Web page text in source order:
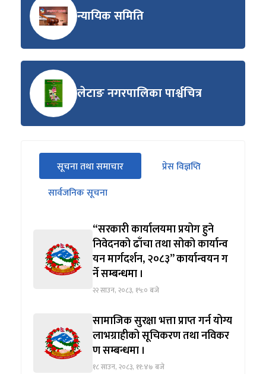
न्यायिक समिति
लेटाङ नगरपालिका पार्श्वचित्र
सीधा
पहिलो
ट्याबको
सूचना तथा समाचार
(सक्रिय ट्याब)
प्रेस विज्ञप्ति
सार्वजनिक सूचना
“सरकारी कार्यालयमा प्रयोग हुने
निवेदनको ढाँचा तथा सोको कार्यान्व
यन मार्गदर्शन, २०८३” कार्यान्वयन ग
र्ने सम्बन्धमा ।
२२ साउन, २०८३, १५:० बजे
सामाजिक सुरक्षा भत्ता प्राप्त गर्न योग्य
लाभग्राहीको सूचिकरण तथा नविकर
ण सम्बन्धमा ।
१८ साउन, २०८३, ११:४७ बजे